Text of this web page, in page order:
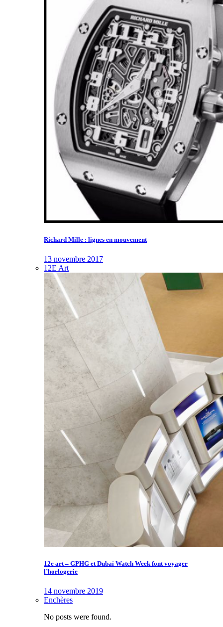
Richard Mille : lignes en mouvement
13 novembre 2017
12E Art
12e art – GPHG et Dubaï Watch Week font voyager
l’horlogerie
14 novembre 2019
Enchères
No posts were found.